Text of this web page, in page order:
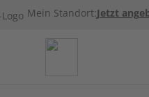
Mein Standort:Jetzt